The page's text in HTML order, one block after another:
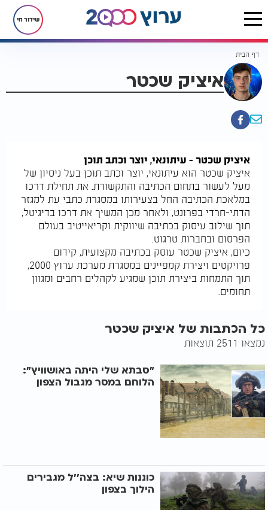
שידור חי
דף הבית
איציק שכטר
איציק שכטר – עיתונאי, יוצר וכתב תוכן
איציק שכטר הוא עיתונאי, יוצר וכתב תוכן בעל ניסיון של
מעל לעשור בתחום הכתיבה והתקשורת. את תחילת דרכו
במלאכת הכתיבה החל בצעירותו במסגרת כתבי עת למגזר
הדתי-חרדי בפרונט, ולאחר מכן המשיך את דרכו בדיגיטל,
תוך שילוב עיסוק בכתיבה שיווקית וקריאייטיב בעולם
הפרסום ובחברות טרגוט.
כיום, איציק שכטר עוסק בכתיבה מקצועית, קידום
פרויקטים ויצירת קמפיינים במסגרת מערכת ערוץ 2000,
תוך התמחות ביצירת תוכן שמגיע לקהלים רחבים ומגוון
תחומים.
כל הכתבות של איציק שכטר
נמצאו 2511 תוצאות
"סבתא שלי היתה באושוויץ":
הלוחם במסר מגבול הצפון
כוננות שיא: בצה''ל מגבירים
הילוך בצפון